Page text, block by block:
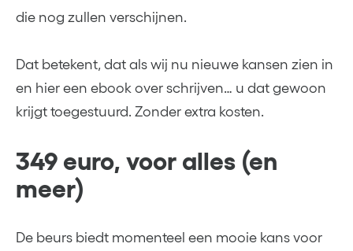
die nog zullen verschijnen.
Dat betekent, dat als wij nu nieuwe kansen zien in
en hier een ebook over schrijven… u dat gewoon
krijgt toegestuurd. Zonder extra kosten.
349 euro, voor alles (en
meer)
De beurs biedt momenteel een mooie kans voor